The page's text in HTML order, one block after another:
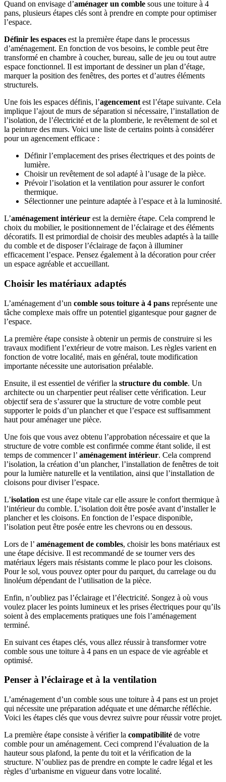
Quand on envisage d’aménager un comble sous une toiture à 4
pans, plusieurs étapes clés sont à prendre en compte pour optimiser
l’espace.
Définir les espaces est la première étape dans le processus
d’aménagement. En fonction de vos besoins, le comble peut être
transformé en chambre à coucher, bureau, salle de jeu ou tout autre
espace fonctionnel. Il est important de dessiner un plan d’étage,
marquer la position des fenêtres, des portes et d’autres éléments
structurels.
Une fois les espaces définis, l’agencement est l’étape suivante. Cela
implique l’ajout de murs de séparation si nécessaire, l’installation de
l’isolation, de l’électricité et de la plomberie, le revêtement de sol et
la peinture des murs. Voici une liste de certains points à considérer
pour un agencement efficace :
Définir l’emplacement des prises électriques et des points de
lumière.
Choisir un revêtement de sol adapté à l’usage de la pièce.
Prévoir l’isolation et la ventilation pour assurer le confort
thermique.
Sélectionner une peinture adaptée à l’espace et à la luminosité.
L’aménagement intérieur est la dernière étape. Cela comprend le
choix du mobilier, le positionnement de l’éclairage et des éléments
décoratifs. Il est primordial de choisir des meubles adaptés à la taille
du comble et de disposer l’éclairage de façon à illuminer
efficacement l’espace. Pensez également à la décoration pour créer
un espace agréable et accueillant.
Choisir les matériaux adaptés
L’aménagement d’un comble sous toiture à 4 pans représente une
tâche complexe mais offre un potentiel gigantesque pour gagner de
l’espace.
La première étape consiste à obtenir un permis de construire si les
travaux modifient l’extérieur de votre maison. Les règles varient en
fonction de votre localité, mais en général, toute modification
importante nécessite une autorisation préalable.
Ensuite, il est essentiel de vérifier la structure du comble. Un
architecte ou un charpentier peut réaliser cette vérification. Leur
objectif sera de s’assurer que la structure de votre comble peut
supporter le poids d’un plancher et que l’espace est suffisamment
haut pour aménager une pièce.
Une fois que vous avez obtenu l’approbation nécessaire et que la
structure de votre comble est confirmée comme étant solide, il est
temps de commencer l’ aménagement intérieur. Cela comprend
l’isolation, la création d’un plancher, l’installation de fenêtres de toit
pour la lumière naturelle et la ventilation, ainsi que l’installation de
cloisons pour diviser l’espace.
L’isolation est une étape vitale car elle assure le confort thermique à
l’intérieur du comble. L’isolation doit être posée avant d’installer le
plancher et les cloisons. En fonction de l’espace disponible,
l’isolation peut être posée entre les chevrons ou en dessous.
Lors de l’ aménagement de combles, choisir les bons matériaux est
une étape décisive. Il est recommandé de se tourner vers des
matériaux légers mais résistants comme le placo pour les cloisons.
Pour le sol, vous pouvez opter pour du parquet, du carrelage ou du
linoléum dépendant de l’utilisation de la pièce.
Enfin, n’oubliez pas l’éclairage et l’électricité. Songez à où vous
voulez placer les points lumineux et les prises électriques pour qu’ils
soient à des emplacements pratiques une fois l’aménagement
terminé.
En suivant ces étapes clés, vous allez réussir à transformer votre
comble sous une toiture à 4 pans en un espace de vie agréable et
optimisé.
Penser à l’éclairage et à la ventilation
L’aménagement d’un comble sous une toiture à 4 pans est un projet
qui nécessite une préparation adéquate et une démarche réfléchie.
Voici les étapes clés que vous devrez suivre pour réussir votre projet.
La première étape consiste à vérifier la compatibilité de votre
comble pour un aménagement. Ceci comprend l’évaluation de la
hauteur sous plafond, la pente du toit et la vérification de la
structure. N’oubliez pas de prendre en compte le cadre légal et les
règles d’urbanisme en vigueur dans votre localité.